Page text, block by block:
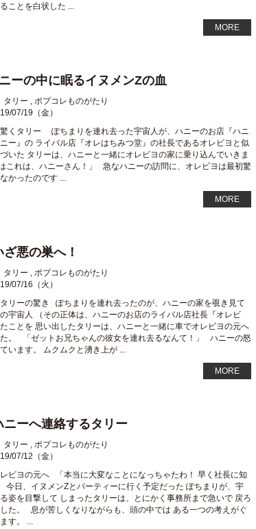
ことを白状した ...
MORE
ーの中に眠るイヌメンZの血
タリー , ポプコレものがたり
07/19（金）
くタリー ぽちまりを連れ去った宇宙人が、ハニーのお店『ハニ
ー』の ライバル店『オレはちみつ堂』の社長であるオレビヨと似
いた タリーは、ハニーと一緒にオレビヨの家に乗り込んでいきま
これは、ハニーさん！」 急なハニーの訪問に、オレビヨは最初驚
かったのです ...
MORE
悪の巣へ！
タリー , ポプコレものがたり
07/16（火）
リーの驚き ぽちまりを連れ去ったのが、ハニーの家を覗き見て
宇宙人 （その正体は、ハニーのお店のライバル店社長『オレビ
ことを 思い出したタリーは、ハニーと一緒に車でオレビヨの元へ
。 「ゼットお兄ちゃんの彼女を連れ去るなんて！」 ハニーの怒
います。 ムクムクと湧き上が ...
MORE
ーへ連絡するタリー
タリー , ポプコレものがたり
07/12（金）
ビヨの元へ 「本当に大変なことになっちゃたわ！ 早く社長に知
今日、イヌメンZとパーティーに行く予定だった ぽちまりが、宇
姿を目撃して しまったタリーは、とにかく事務所まで急いで 戻ろ
た。 息が苦しくなりながらも、頭の中では ある一つの考えがぐ
す。 ...